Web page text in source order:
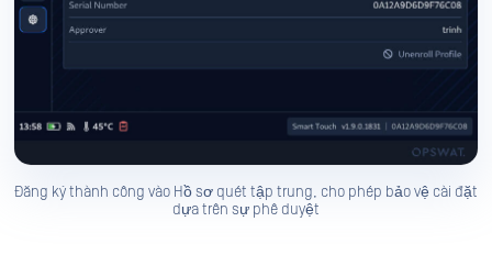
Đăng ký thành công vào Hồ sơ quét tập trung, cho phép bảo vệ cài đặt
dựa trên sự phê duyệt